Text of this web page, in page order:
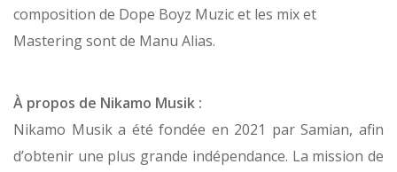
composition de Dope Boyz Muzic et les mix et
Mastering sont de Manu Alias.
À propos de Nikamo Musik :
Nikamo Musik a été fondée en 2021 par Samian, afin
d’obtenir une plus grande indépendance. La mission de